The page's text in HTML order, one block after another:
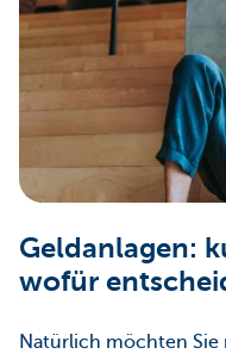
Geldanlagen:
wofür
Natürlich möchten